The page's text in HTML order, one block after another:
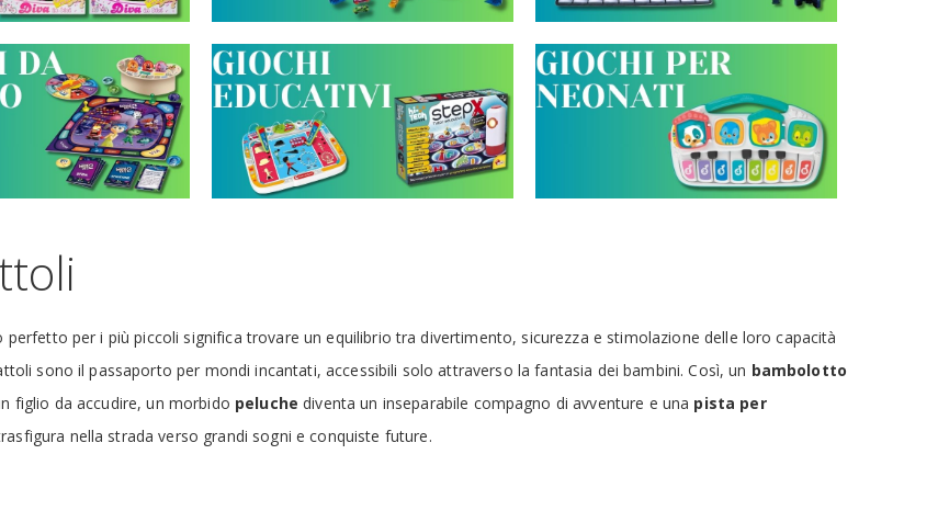
perfetto per i più piccoli significa trovare un equilibrio tra divertimento, sicurezza e stimolazione delle loro capacità
sono il passaporto per mondi incantati, accessibili solo attraverso la fantasia dei bambini. Così, un bambolotto
figlio da accudire, un morbido peluche diventa un inseparabile compagno di avventure e una pista per
nella strada verso grandi sogni e conquiste future.